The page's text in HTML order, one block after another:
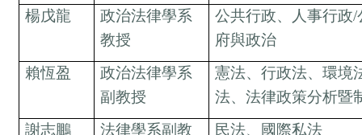
楊戊龍
政治法律學系
教授
公共行政、人事行政
府與政治
賴恆盈
政治法律學系
副教授
憲法、行政法、環境
法、法律政策分析暨
謝志鵬
法律學系副教
民法、國際私法